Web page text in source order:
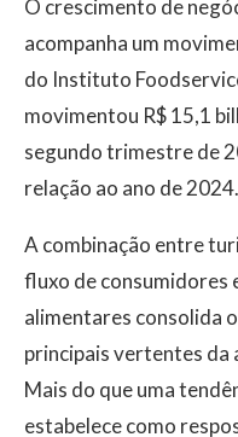
O crescimento de
acompanha um
do Instituto
movimentou R$ 15,1
segundo trimestre de
relação ao ano de 2024.
A combinação entre
fluxo de consumidores
alimentares consolida
principais vertentes da
Mais do que uma
estabelece como